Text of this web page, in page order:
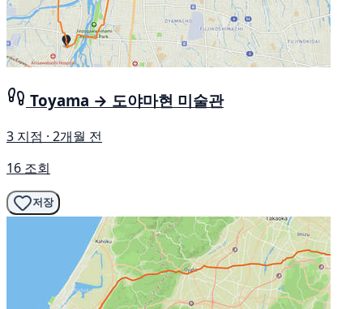
Toyama → 도야마현 미술관
3 지점 · 2개월 전
16 조회
저장